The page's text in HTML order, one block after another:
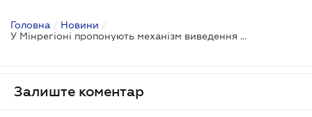
Головна / Новини /
У Мінрегіоні пропонують механізм виведення недобудов із категорії проблемних об'єктів
Залиште коментар